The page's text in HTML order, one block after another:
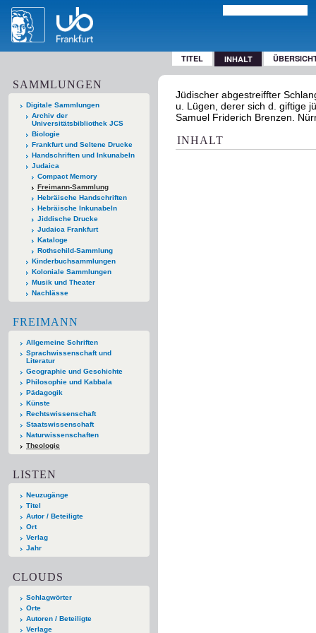
TITEL INHALT
SAMMLUNGEN
Digitale Sammlungen
Archiv der
Universitätsbibliothek JCS
Biologie
Frankfurt und Seltene Drucke
Handschriften und Inkunabeln
Judaica
Compact Memory
Freimann-Sammlung
Hebräische Handschriften
Hebräische Inkunabeln
Jiddische Drucke
Judaica Frankfurt
Kataloge
Rothschild-Sammlung
Kinderbuchsammlungen
Koloniale Sammlungen
Musik und Theater
Nachlässe
FREIMANN
Allgemeine Schriften
Sprachwissenschaft und
Literatur
Geographie und Geschichte
Philosophie und Kabbala
Pädagogik
Künste
Rechtswissenschaft
Staatswissenschaft
Naturwissenschaften
Theologie
LISTEN
Neuzugänge
Titel
Autor / Beteiligte
Ort
Verlag
Jahr
CLOUDS
Schlagwörter
Orte
Autoren / Beteiligte
Verlage
Jüdischer abgestreiffter
u. Lügen, derer sich d. giftige
Samuel Friderich Brenzen.
INHALT